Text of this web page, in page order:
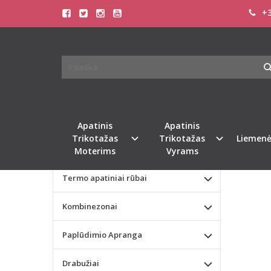
Apatinis
Trikotažas
Moterims
Apatinis
Trikotažas
Vyrams
LEG
Valentino dienos dovana
Liemenėlės
Termo apatiniai rūbai
Kombinezonai
Paplūdimio Apranga
Drabužiai